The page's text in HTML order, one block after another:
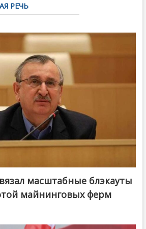
РЕЧЬ
масштабные блэкауты
майнинговых ферм